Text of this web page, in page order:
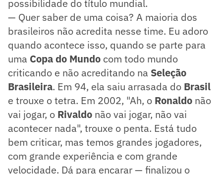
possibilidade do título mundial.
— Quer saber de uma coisa? A maioria dos
brasileiros não acredita nesse time. Eu adoro
quando acontece isso, quando se parte para
uma Copa do Mundo com todo mundo
criticando e não acreditando na Seleção
Brasileira. Em 94, ela saiu arrasada do Brasil
e trouxe o tetra. Em 2002, "Ah, o Ronaldo não
vai jogar, o Rivaldo não vai jogar, não vai
acontecer nada", trouxe o penta. Está tudo
bem criticar, mas temos grandes jogadores,
com grande experiência e com grande
velocidade. Dá para encarar — finalizou o